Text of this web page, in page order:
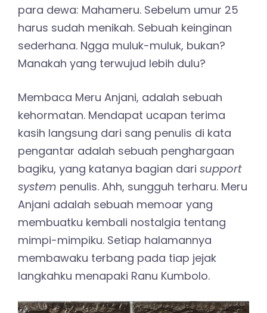
para dewa: Mahameru. Sebelum umur 25
harus sudah menikah. Sebuah keinginan
sederhana. Ngga muluk-muluk, bukan?
Manakah yang terwujud lebih dulu?
Membaca Meru Anjani, adalah sebuah
kehormatan. Mendapat ucapan terima
kasih langsung dari sang penulis di kata
pengantar adalah sebuah penghargaan
bagiku, yang katanya bagian dari support
system penulis. Ahh, sungguh terharu. Meru
Anjani adalah sebuah memoar yang
membuatku kembali nostalgia tentang
mimpi-mimpiku. Setiap halamannya
membawaku terbang pada tiap jejak
langkahku menapaki Ranu Kumbolo.